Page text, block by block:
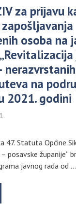
za prijavu
osoba na
na
2021. godini
47. Statuta Općine
posavske županije“
javnog rada od …